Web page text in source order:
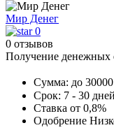
Мир Денег
0
0 отзывов
Получение денежных
Сумма: до
Срок: 7 - 30 дней
Ставка от 0,8%
Одобрение